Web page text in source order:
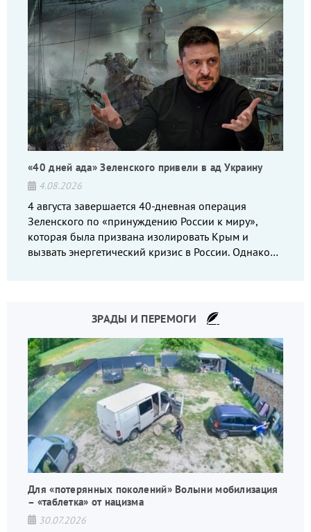
«40 дней ада» Зеленского привели в ад Украину
4.08.2026
4 августа завершается 40-дневная операция
Зеленского по «принуждению России к миру»,
которая была призвана изолировать Крым и
вызвать энергетический кризис в России. Однако
ЗРАДЫ И ПЕРЕМОГИ
Для «потерянных поколений» Волыни мобилизация
– «таблетка» от нацизма
30.07.2026